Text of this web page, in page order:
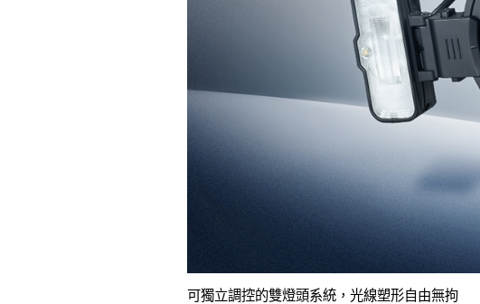
可獨立調控的雙燈頭系統，光線塑形自由無拘